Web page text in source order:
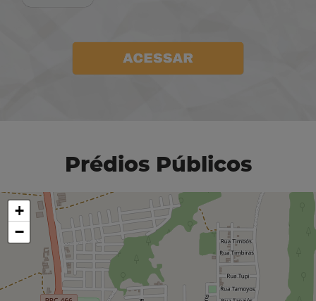
Prédios Públicos
+
−